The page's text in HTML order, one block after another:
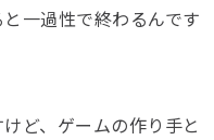
一過性で終わるんです
ど、ゲームの作り手と